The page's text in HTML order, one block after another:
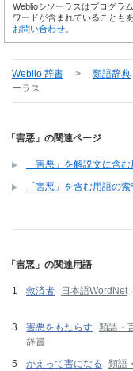
Weblioシソーラスはプログラ
ワードが含まれていることも
お問い合わせ
Weblio 辞書 > 類語辞典
ーラス
「害悪」の関連ページ
「害悪」を解説文に含
「害悪」を含む用語の索
「害悪」の関連用語
救済者 日本語WordNet
害悪をもたらす 類語・
辞書
かえって害になる
類語